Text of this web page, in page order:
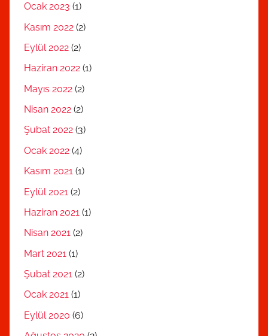
Ocak 2023 (1)
Kasım 2022 (2)
Eylül 2022 (2)
Haziran 2022 (1)
Mayıs 2022 (2)
Nisan 2022 (2)
Şubat 2022 (3)
Ocak 2022 (4)
Kasım 2021 (1)
Eylül 2021 (2)
Haziran 2021 (1)
Nisan 2021 (2)
Mart 2021 (1)
Şubat 2021 (2)
Ocak 2021 (1)
Eylül 2020 (6)